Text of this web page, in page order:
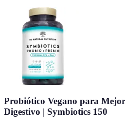
Probiótico Vegano para
Digestivo | Symbiotics 150